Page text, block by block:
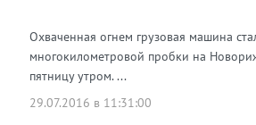
Охваченная огнем грузовая машина
многокилометровой пробки на
пятницу утром. ...
29.07.2016 в 11:31:00